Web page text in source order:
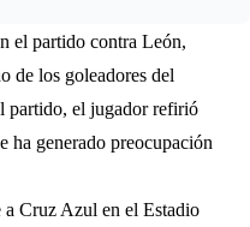
el partido contra León,
de los goleadores del
partido, el jugador refirió
ha generado preocupación
a Cruz Azul en el Estadio